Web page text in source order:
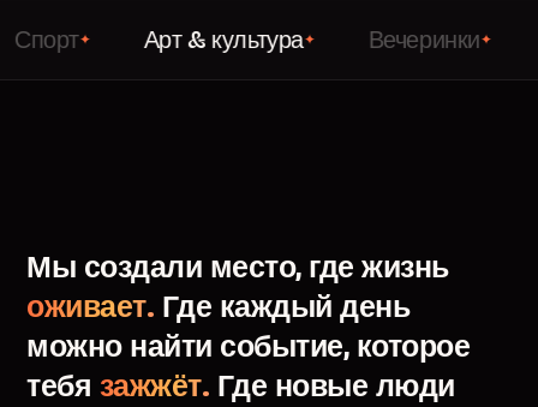
✦ Арт & культура✦ Вечеринки✦
Мы создали место, где жизнь
оживает. Где каждый день
можно найти событие, которое
тебя зажжёт. Где новые люди